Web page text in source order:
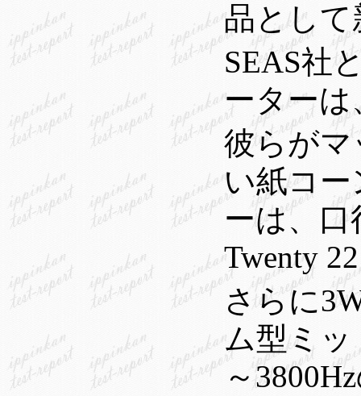
品とし
SEAS社
ーター
彼らがマ
い紙コ
ーは、口
Twenty
さらに
ム型ミッ
～